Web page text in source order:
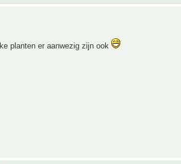
planten er aanwezig zijn ook